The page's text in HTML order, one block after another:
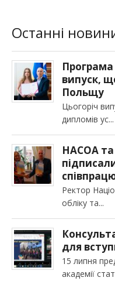
Останні
випуск,
Польщу
Цьогоріч
дипломів ус
НАСОА та
Ректор
обліку та
для
15 липня
академії стат